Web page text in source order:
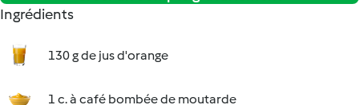
Ingrédients
130 g de jus d'orange
1 c. à café bombée de moutarde